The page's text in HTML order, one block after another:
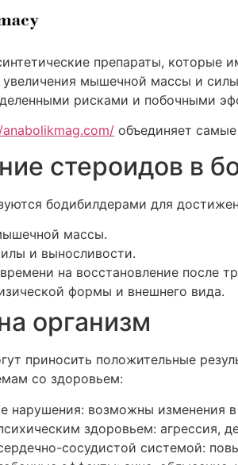
препараты, которые
увеличения мышечной массы и
рисками и побочными
объединяет
стероидов в
бодибилдерами для
массы.
и выносливости.
на восстановление после
формы и внешнего вида.
организм
приносить положительные
со здоровьем:
нарушения: возможны изменения в
здоровьем: агрессия,
сосудистой системой: